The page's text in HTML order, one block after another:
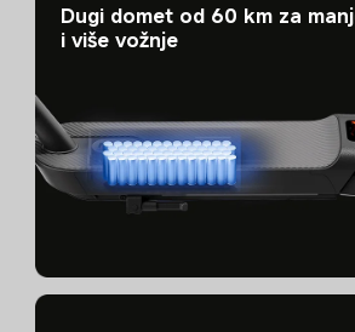
Dugi domet od 60 km za
i više vožnje